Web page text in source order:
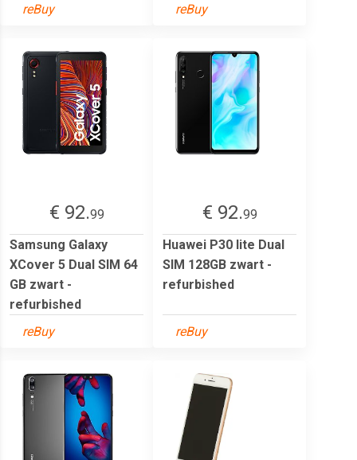
reBuy
reBuy
€ 92.99
Samsung Galaxy
XCover 5 Dual SIM 64
GB zwart -
refurbished
reBuy
€ 92.99
Huawei P30 lite Dual
SIM 128GB zwart -
refurbished
reBuy